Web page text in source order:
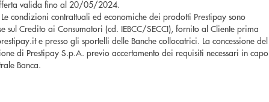
valida fino al 20/05/2024.
condizioni contrattuali ed economiche dei prodotti Prestipay sono
sul Credito ai Consumatori (cd. IEBCC/SECCI), fornito al Cliente prima
e presso gli sportelli delle Banche collocatrici. La concessione del
di Prestipay S.p.A. previo accertamento dei requisiti necessari in capo
Banca.